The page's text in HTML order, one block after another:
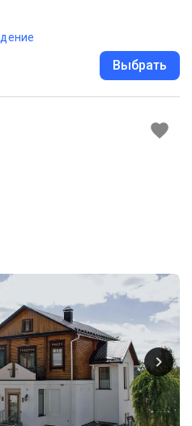
Выбрать